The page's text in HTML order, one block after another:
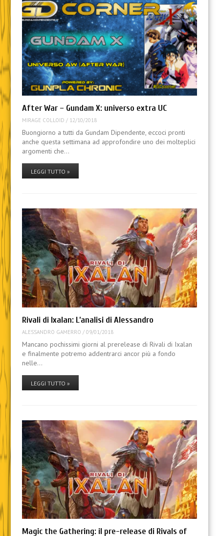
After War – Gundam X: universo extra UC
MIRAGE COLLOID / 12/10/2018
Buongiorno a tutti da Gundam Dipendente, eccoci pronti
anche questa settimana ad approfondire uno dei molteplici
argomenti che…
LEGGI TUTTO »
Rivali di Ixalan: L’analisi di Alessandro
ALESSANDRO GAMERRO / 09/01/2018
Mancano pochissimi giorni al prerelease di Rivali di Ixalan
e finalmente potremo addentrarci ancor più a fondo
nelle…
LEGGI TUTTO »
Magic the Gathering: il pre-release di Rivals of